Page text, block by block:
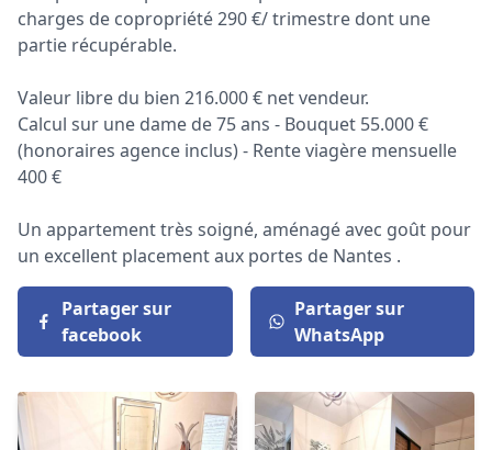
charges de copropriété 290 €/ trimestre dont une
partie récupérable.
Valeur libre du bien 216.000 € net vendeur.
Calcul sur une dame de 75 ans - Bouquet 55.000 €
(honoraires agence inclus) - Rente viagère mensuelle
400 €
Un appartement très soigné, aménagé avec goût pour
un excellent placement aux portes de Nantes .
Partager sur
facebook
Partager sur
WhatsApp